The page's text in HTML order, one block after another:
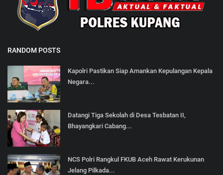
RANDOM POSTS
Kapolri Pastikan Siap Amankan Kepulangan Kepala
Negara...
Datangi Tiga Sekolah di Desa Tesbatan II,
Bhayangkari Cabang...
NCS Polri Rangkul FKUB Aceh Rawat Kerukunan
Jelang Pilkada...